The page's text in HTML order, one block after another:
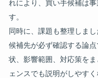
れにより、買い手候補は
す。
同時に、課題も整理しま
候補先が必ず確認する論
状、影響範囲、対応策を
ェンスでも説明がしやすく